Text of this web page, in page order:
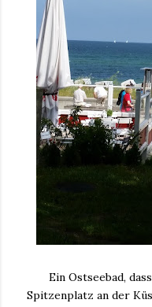
Ein Ostseebad,
Spitzenplatz an der